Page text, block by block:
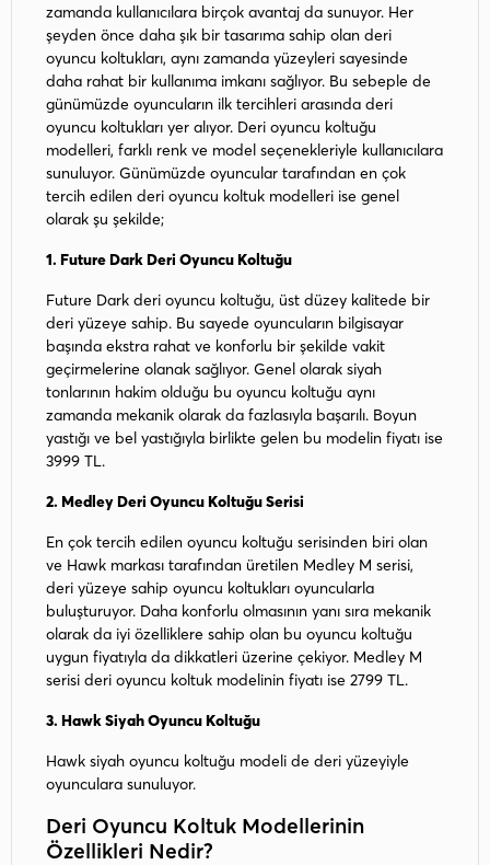
zamanda kullanıcılara birçok avantaj da sunuyor. Her
şeyden önce daha şık bir tasarıma sahip olan deri
oyuncu koltukları, aynı zamanda yüzeyleri sayesinde
daha rahat bir kullanıma imkanı sağlıyor. Bu sebeple de
günümüzde oyuncuların ilk tercihleri arasında deri
oyuncu koltukları yer alıyor. Deri oyuncu koltuğu
modelleri, farklı renk ve model seçenekleriyle kullanıcılara
sunuluyor. Günümüzde oyuncular tarafından en çok
tercih edilen deri oyuncu koltuk modelleri ise genel
olarak şu şekilde;
1. Future Dark Deri Oyuncu Koltuğu
Future Dark deri oyuncu koltuğu, üst düzey kalitede bir
deri yüzeye sahip. Bu sayede oyuncuların bilgisayar
başında ekstra rahat ve konforlu bir şekilde vakit
geçirmelerine olanak sağlıyor. Genel olarak siyah
tonlarının hakim olduğu bu oyuncu koltuğu aynı
zamanda mekanik olarak da fazlasıyla başarılı. Boyun
yastığı ve bel yastığıyla birlikte gelen bu modelin fiyatı ise
3999 TL.
2. Medley Deri Oyuncu Koltuğu Serisi
En çok tercih edilen oyuncu koltuğu serisinden biri olan
ve Hawk markası tarafından üretilen Medley M serisi,
deri yüzeye sahip oyuncu koltukları oyuncularla
buluşturuyor. Daha konforlu olmasının yanı sıra mekanik
olarak da iyi özelliklere sahip olan bu oyuncu koltuğu
uygun fiyatıyla da dikkatleri üzerine çekiyor. Medley M
serisi deri oyuncu koltuk modelinin fiyatı ise 2799 TL.
3. Hawk Siyah Oyuncu Koltuğu
Hawk siyah oyuncu koltuğu modeli de deri yüzeyiyle
oyunculara sunuluyor.
Deri Oyuncu Koltuk Modellerinin
Özellikleri Nedir?